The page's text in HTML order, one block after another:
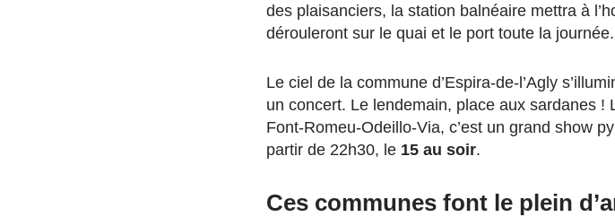
des plaisanciers, la station balnéaire mettra à
dérouleront sur le quai et le port toute la journée.
Le ciel de la commune d’Espira-de-l’Agly
un concert. Le lendemain, place aux sardanes
Font-Romeu-Odeillo-Via, c’est un grand show
partir de 22h30, le 15 au soir.
Ces communes font le plein